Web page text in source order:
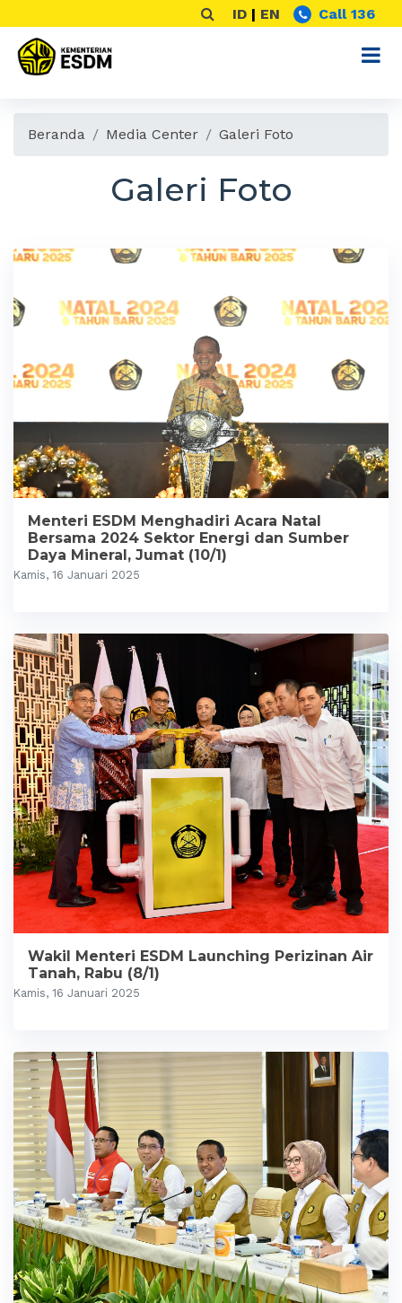
ID | EN Call 136
Beranda Media Center Galeri Foto
Galeri Foto
Menteri ESDM Menghadiri Acara Natal
Bersama 2024 Sektor Energi dan Sumber
Daya Mineral, Jumat (10/1)
Kamis, 16 Januari 2025
Wakil Menteri ESDM Launching Perizinan Air
Tanah, Rabu (8/1)
Kamis, 16 Januari 2025